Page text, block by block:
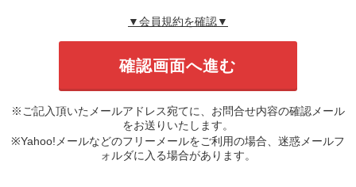
▼会員規約を確認▼
※ご記入頂いたメールアドレス宛てに、お問合せ内容の確認メール
をお送りいたします。
※Yahoo!メールなどのフリーメールをご利用の場合、迷惑メールフ
ォルダに入る場合があります。